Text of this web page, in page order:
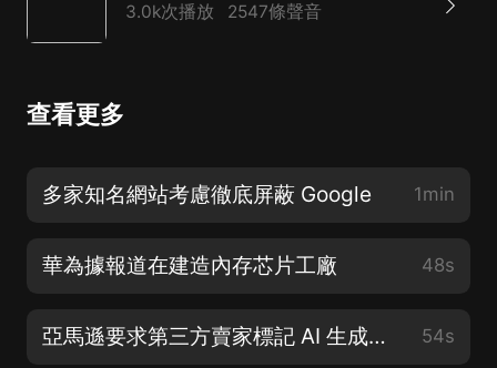
3.0k次播放 2547條聲音
查看更多
多家知名網站考慮徹底屏蔽 Google 1min
華為據報道在建造內存芯片工廠 48s
亞馬遜要求第三方賣家標記 AI 生成圖像 54s